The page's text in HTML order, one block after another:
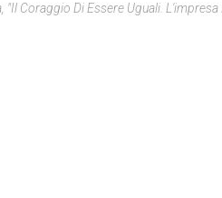
"Il Coraggio Di Essere Uguali.